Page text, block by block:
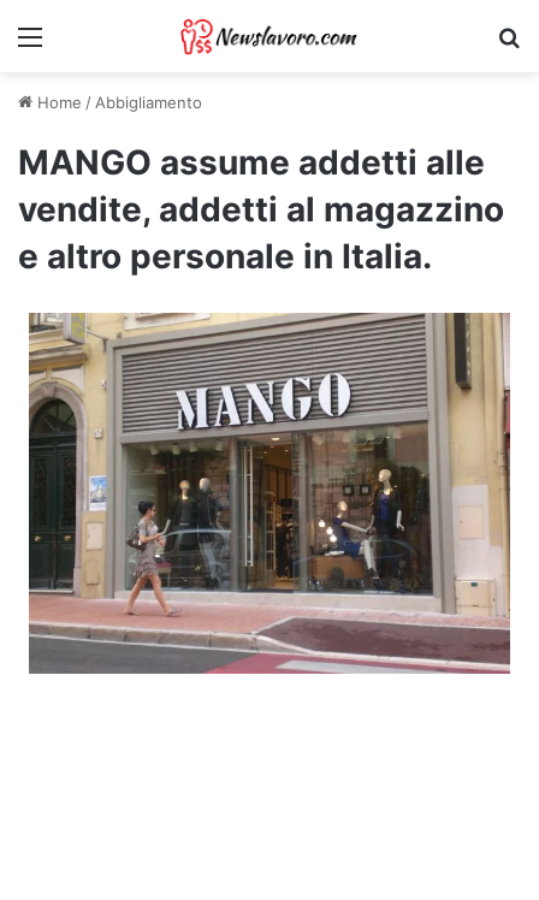
Menu
Home /Abbigliamento
MANGO assume addetti alle
vendite, addetti al magazzino
e altro personale in Italia.